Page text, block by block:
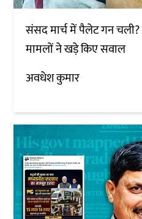
संसद मार्च में पैलेट गन
मामलों ने खड़े किए सवाल
अवधेश कुमार